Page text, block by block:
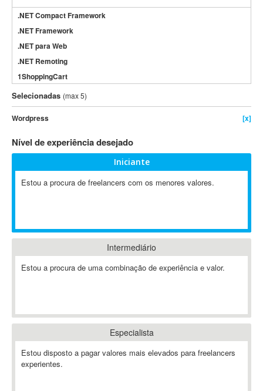
.NET Compact Framework
.NET Framework
.NET para Web
.NET Remoting
1ShoppingCart
3DS Max
3GSM
4D Dimension
802.11
A&P
A2Billing
ABAP
ABBYY FineReader
Ableton Live
Abstract
Abstract Window Toolkit (AWT)
Selecionadas (max 5)
Wordpress [x]
Nível de experiência desejado
Iniciante
Estou a procura de freelancers com os menores valores.
Intermediário
Estou a procura de uma combinação de experiência e valor.
Especialista
Estou disposto a pagar valores mais elevados para freelancers
experientes.